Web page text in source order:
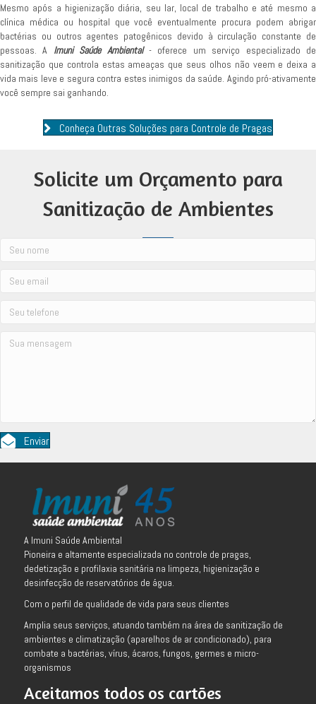
Mesmo após a higienização diária, seu lar, local de trabalho e até mesmo a
clínica médica ou hospital que você eventualmente procura podem abrigar
bactérias ou outros agentes patogênicos devido à circulação constante de
pessoas. A Imuni Saúde Ambiental - oferece um serviço especializado de
sanitização que controla estas ameaças que seus olhos não veem e deixa a
vida mais leve e segura contra estes inimigos da saúde. Agindo pró-ativamente
você sempre sai ganhando.
Conheça Outras Soluções para Controle de Pragas
Solicite um Orçamento para
Sanitização de Ambientes
Enviar
A Imuni Saúde Ambiental
Pioneira e altamente especializada no controle de pragas,
dedetização e profilaxia sanitária na limpeza, higienização e
desinfecção de reservatórios de água.
Com o perfil de qualidade de vida para seus clientes
Amplia seus serviços, atuando também na área de sanitização de
ambientes e climatização (aparelhos de ar condicionado), para
combate a bactérias, vírus, ácaros, fungos, germes e micro-
organismos
Aceitamos todos os cartões